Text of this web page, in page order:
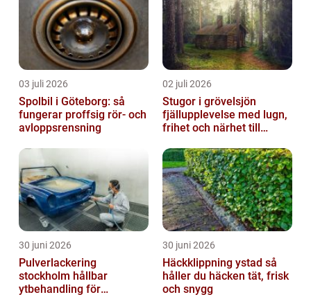
03 juli 2026
Spolbil i Göteborg: så
fungerar proffsig rör- och
avloppsrensning
02 juli 2026
Stugor i grövelsjön
fjällupplevelse med lugn,
frihet och närhet till
30 juni 2026
Pulverlackering
stockholm hållbar
ytbehandling för
30 juni 2026
Häckklippning ystad så
håller du häcken tät, frisk
och snygg